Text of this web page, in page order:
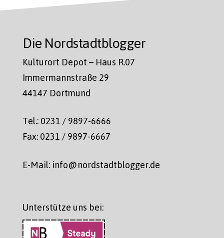
Die Nordstadtblogger
Kulturort Depot – Haus R.07
Immermannstraße 29
44147 Dortmund
Tel.: 0231 / 9897-6666
Fax: 0231 / 9897-6667
E-Mail: info@nordstadtblogger.de
Unterstütze uns bei: